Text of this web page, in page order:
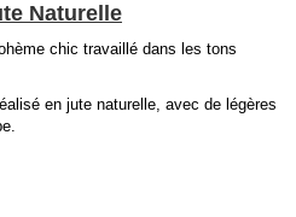
Naturelle
chic travaillé dans les tons
en jute naturelle, avec de légères